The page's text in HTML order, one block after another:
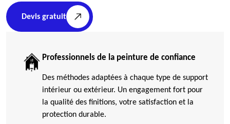
Devis gratuit
Professionnels de la peinture de confiance
Des méthodes adaptées à chaque type de support
intérieur ou extérieur. Un engagement fort pour
la qualité des finitions, votre satisfaction et la
protection durable.